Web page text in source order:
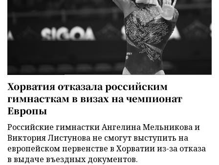
Хорватия отказала российским
гимнасткам в визах на чемпионат
Европы
Российские гимнастки Ангелина Мельникова и
Виктория Листунова не смогут выступить на
европейском первенстве в Хорватии из-за отказа
в выдаче въездных документов.